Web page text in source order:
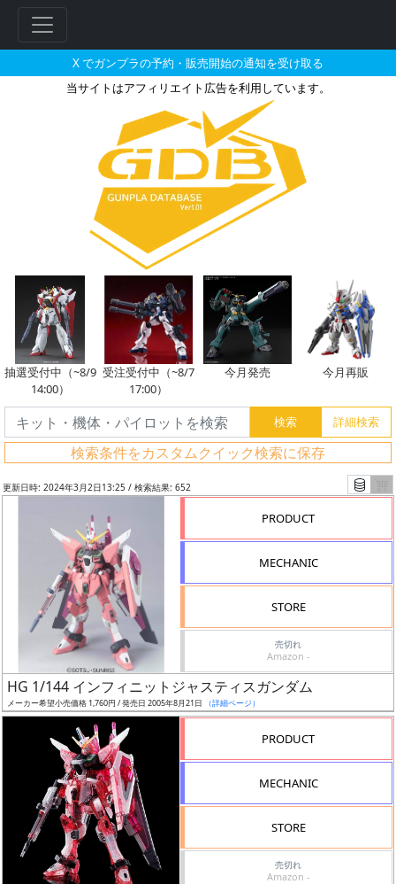
X でガンプラの予約・販売開始の通知を受け取る
当サイトはアフィリエイト広告を利用しています。
HG 1/144 インフィニットジャス
抽選受付中（~8/9
14:00）
受注受付中（~8/7
17:00）
今月発売 今月再販
検索条件をカスタムクイック検索に保存
フ
リ
更新日時: 2024年3月2日13:25 / 検索結果: 652
PRODUCT
MECHANIC
STORE
売切れ
Amazon -
HG 1/144 インフィニットジャスティスガンダム
メーカー希望小売価格 1,760円 / 発売日 2005年8月21日 （詳細ページ）
PRODUCT
MECHANIC
STORE
売切れ
Amazon -